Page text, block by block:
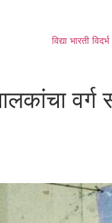
विद्या भारती विदर्भ
वर्ग